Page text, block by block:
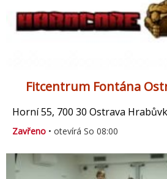
Fitcentrum Fontána
Horní 55, 700 30 Ostrava
Zavřeno • otevírá So 08:00